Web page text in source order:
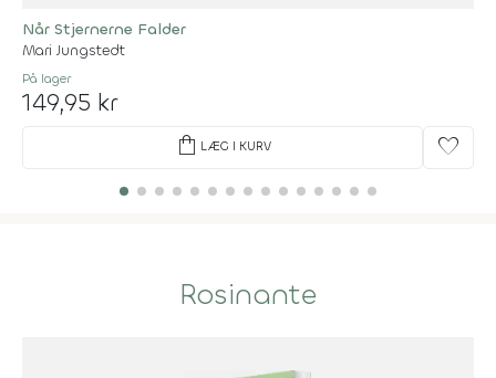
Når Stjernerne Falder
Mari Jungstedt
På lager
149,95 kr
shopping_bag LÆG I KURV favorite
Rosinante